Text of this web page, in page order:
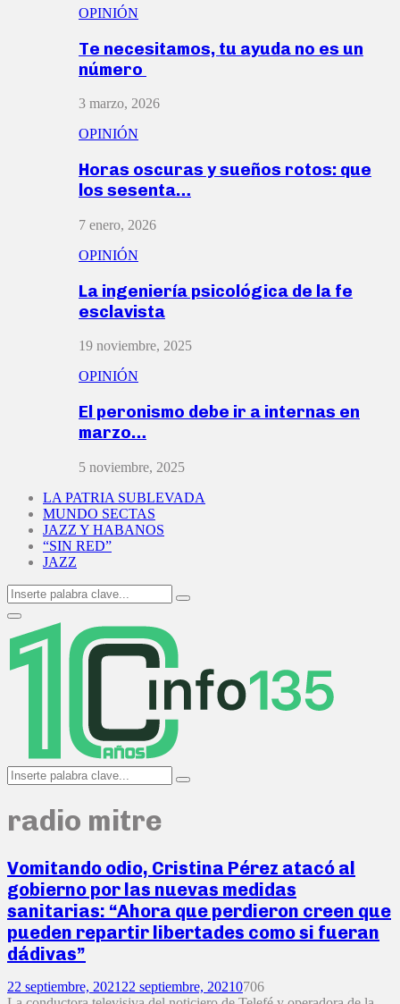
OPINIÓN
Te necesitamos, tu ayuda no es un
número
3 marzo, 2026
OPINIÓN
Horas oscuras y sueños rotos: que
los sesenta…
7 enero, 2026
OPINIÓN
La ingeniería psicológica de la fe
esclavista
19 noviembre, 2025
OPINIÓN
El peronismo debe ir a internas en
marzo…
5 noviembre, 2025
LA PATRIA SUBLEVADA
MUNDO SECTAS
JAZZ Y HABANOS
“SIN RED”
JAZZ
Search
for:
Search
Primary
Menu
Search
for:
Search
radio mitre
Vomitando odio, Cristina Pérez atacó al
gobierno por las nuevas medidas
sanitarias: “Ahora que perdieron creen que
pueden repartir libertades como si fueran
dádivas”
22 septiembre, 2021 22 septiembre, 20210706